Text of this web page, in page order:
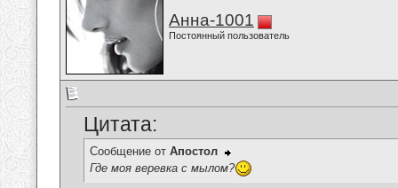
Анна-1001
Постоянный пользователь
Цитата:
Сообщение от Апостол
Где моя веревка с мылом?